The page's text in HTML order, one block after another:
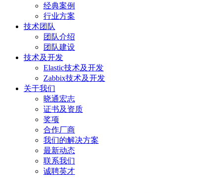
经典案例
行业方案
技术团队
团队介绍
团队建设
技术及开发
Elastic技术及开发
Zabbix技术及开发
关于我们
晓通宏志
证书及资质
奖项
合作厂商
我们的解决方案
最新动态
联系我们
诚聘英才